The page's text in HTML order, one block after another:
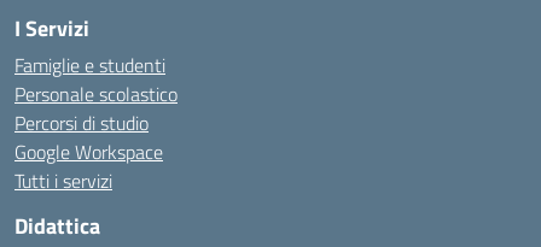
I Servizi
Famiglie e studenti
Personale scolastico
Percorsi di studio
Google Workspace
Tutti i servizi
Didattica